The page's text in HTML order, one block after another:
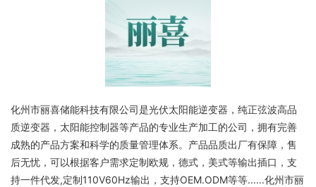
化州市丽喜储能科技有限公司是光伏太阳能逆变器，纯正弦波高品
质逆变器，太阳能控制器等产品的专业生产加工的公司，拥有完善
成熟的产品方案和科学的质量管理体系。产品品质出厂有保障，售
后无忧，可以根据客户需求定制欧规，德式，美式等输出插口，支
持一件代发,定制110V60Hz输出，支持OEM.ODM等等......化州市丽